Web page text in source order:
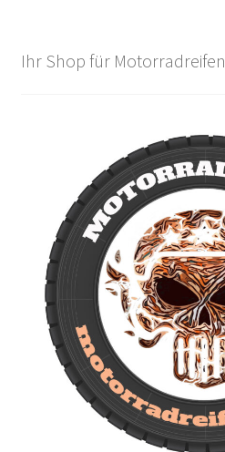
Ihr Shop für Motorradreifen